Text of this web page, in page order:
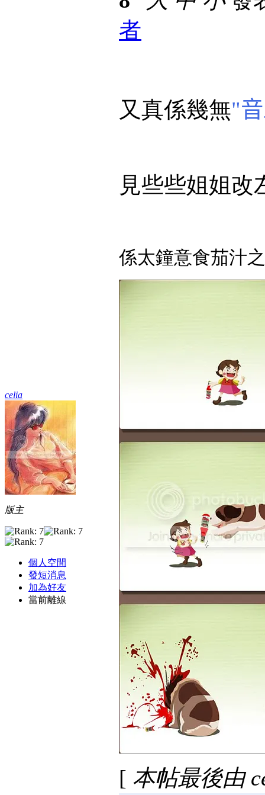
celia
版主
個人空間
發短消息
加為好友
當前離線
者
又真係幾無"
見些些姐姐改
係太鐘意食茄汁
[ 本帖最後由